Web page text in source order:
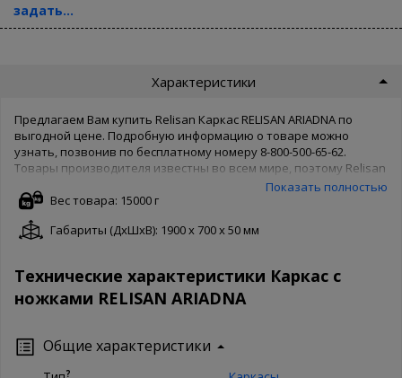
задать...
Характеристики
Предлагаем Вам купить Relisan Каркас RELISAN ARIADNA по
выгодной цене. Подробную информацию о товаре можно
узнать, позвонив по бесплатному номеру 8-800-500-65-62.
Товары производителя известны во всем мире, поэтому Relisan
беспокоятся о качестве товара и защищают его своей
гарантией. Чтобы купить Relisan Каркас RELISAN ARIADNA в
нашем интернет магазине, Вам достаточно оформить заказ
онлайн на сайте. Доступны как полная форма оформления, так и
Показать полностью
Вес товара: 15000 г
Габариты (ДxШxВ): 1900 x 700 x 50 мм
Технические характеристики Каркас с
ножками RELISAN ARIADNA
Общие характеристики
?